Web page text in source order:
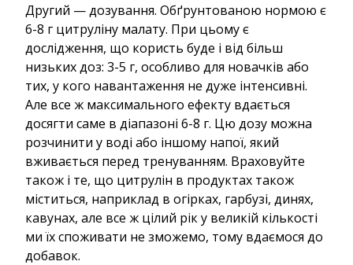
Другий — дозування. Обґрунтованою нормою є
6-8 г цитруліну малату. При цьому є
дослідження, що користь буде і від більш
низьких доз: 3-5 г, особливо для новачків або
тих, у кого навантаження не дуже інтенсивні.
Але все ж максимального ефекту вдається
досягти саме в діапазоні 6-8 г. Цю дозу можна
розчинити у воді або іншому напої, який
вживається перед тренуванням. Враховуйте
також і те, що цитрулін в продуктах також
міститься, наприклад в огірках, гарбузі, динях,
кавунах, але все ж цілий рік у великій кількості
ми їх споживати не зможемо, тому вдаємося до
добавок.